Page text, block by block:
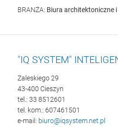
BRANŻA: Biura architektoniczne
"IQ SYSTEM"
Zaleskiego 29
43-400 Cieszyn
tel.: 33 8512601
tel. kom.: 607461501
e-mail: biuro@iqsystem.net.pl